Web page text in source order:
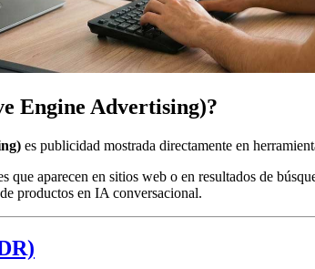
Engine Advertising)?
es publicidad mostrada directamente en
que aparecen en sitios web o en resultados de
productos en IA conversacional.